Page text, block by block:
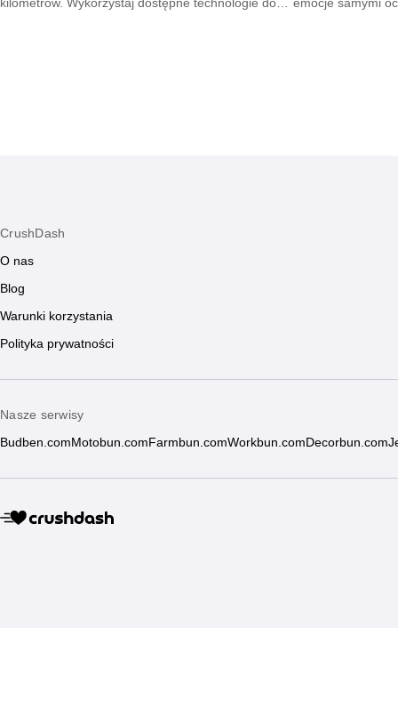
CrushDash
O nas
Blog
Warunki korzystania
Polityka prywatności
Nasze serwisy
Budben.com Motobun.com Farmbun.comWorkbun.com Decorbun.com